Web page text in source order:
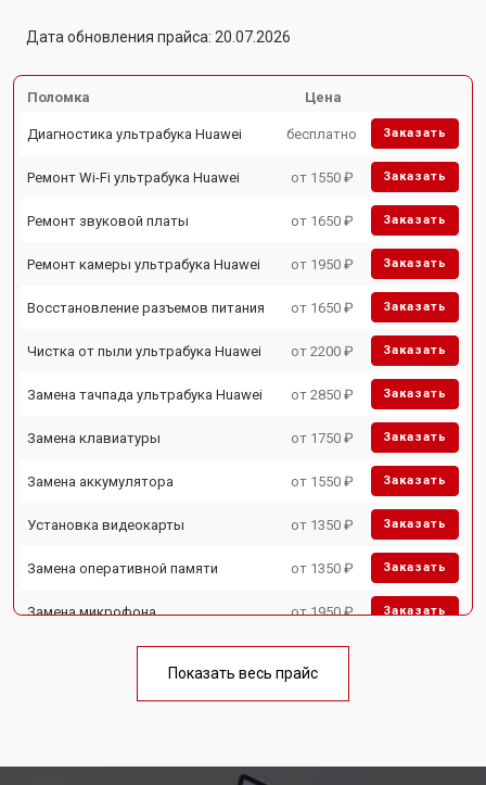
Дата обновления прайса: 20.07.2026
Поломка Цена
Диагностика ультрабука Huawei бесплатно Заказать
Ремонт Wi-Fi ультрабука Huawei от 1550 ₽ Заказать
Ремонт звуковой платы от 1650 ₽ Заказать
Ремонт камеры ультрабука Huawei от 1950 ₽ Заказать
Восстановление разъемов питания от 1650 ₽ Заказать
Чистка от пыли ультрабука Huawei от 2200 ₽ Заказать
Замена тачпада ультрабука Huawei от 2850 ₽ Заказать
Замена клавиатуры от 1750 ₽ Заказать
Замена аккумулятора от 1550 ₽ Заказать
Установка видеокарты от 1350 ₽ Заказать
Замена оперативной памяти от 1350 ₽ Заказать
Замена микрофона от 1950 ₽ Заказать
Замена USB порта от 1850 ₽
Показать весь прайс